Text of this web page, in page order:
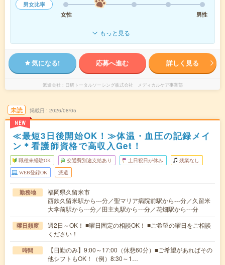
男女比率
女性
男性
もっと見る
気になる! 応募へ進む 詳しく見る
派遣会社 日研トータルソーシング株式会社 メディカルケア事業部
未読
NEW
掲載日 2026/08/05
≪最短3日後開始OK！≫体温・血圧の記録メイ
ン＊看護師資格で高収入Get！
職種未経験OK 交通費別途支給あり 土日祝日が休み 残業なし
WEB登録OK 派遣
勤務地
福岡県久留米市
西鉄久留米駅から---分／聖マリア病院前駅から---分／久留米
大学前駅から---分／田主丸駅から---分／花畑駅から---分
曜日頻度
週2日～OK！ ■曜日固定の相談OK！ ■ご希望の曜日をご相談
ください！
時間
【日勤のみ】9:00～17:00（休憩60分）■ご希望があればその
他シフトもOK！（例）8:30～1…